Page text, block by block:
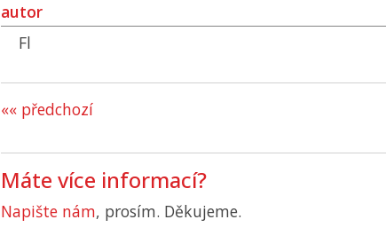
autor
Fl
«« předchozí
Máte více informací?
Napište nám, prosím. Děkujeme.